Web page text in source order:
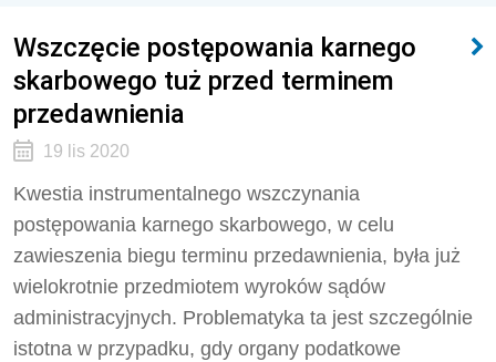
Wszczęcie postępowania karnego
skarbowego tuż przed terminem
przedawnienia
19 lis 2020
Kwestia instrumentalnego wszczynania
postępowania karnego skarbowego, w celu
zawieszenia biegu terminu przedawnienia, była już
wielokrotnie przedmiotem wyroków sądów
administracyjnych. Problematyka ta jest szczególnie
istotna w przypadku, gdy organy podatkowe